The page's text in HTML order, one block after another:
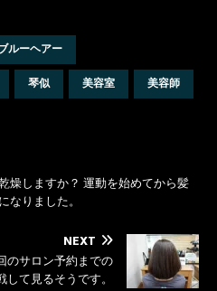
ルーヘアー
琴似 美容室
美容師
燥しますか？ 運動を始めてから髪
なりました。
NEXT
のサロン予約までの
て見るそうです。